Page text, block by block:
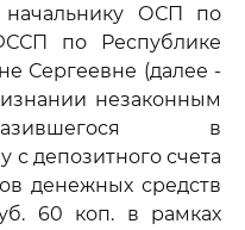
начальнику ОСП по
по Республике
Сергеевне (далее -
незаконным
в
депозитного счета
денежных средств
60 коп. в рамках